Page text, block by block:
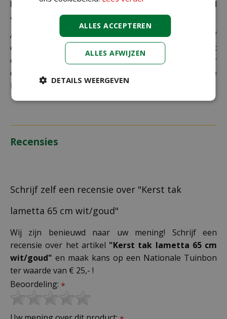
Let op: extra kosten bij niet ophalen of verkeerd
adres
Als je je pakket niet ophaalt bij een PostNL-punt of
een verkeerd afleveradres invult, zijn wij genoodzaakt
extra kosten in rekening te brengen. Controleer
daarom altijd goed je adresgegevens voordat je je
bestelling plaatst.
Recensies
Schrijf zelf een recensie over "Kerst tak
lametta 65 cm wit/goud"
Wij zijn benieuwd naar uw mening! Schrijf een
recensie over het artikel "Kerst tak lametta 65 cm
wit/goud" en maak kans op een Nationale Tuinbon
ter waarde van € 25,- !
Beoordeling: *
ALLES ACCEPTEREN
ALLES AFWIJZEN
DETAILS WEERGEVEN